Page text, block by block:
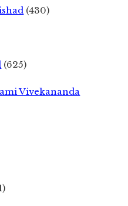
(430)
(625)
Vivekananda